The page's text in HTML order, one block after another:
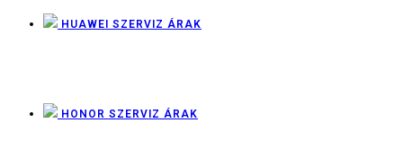
HUAWEI SZERVIZ ÁRAK
HONOR SZERVIZ ÁRAK